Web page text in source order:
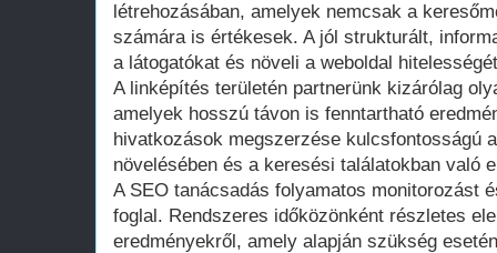
létrehozásában, amelyek nemcsak a
számára is értékesek. A jól strukturált,
a látogatókat és növeli a weboldal
A linképítés területén partnerünk kizárólag
amelyek hosszú távon is fenntartható
hivatkozások megszerzése kulcsfontosságú
növelésében és a keresési találatokban való
A SEO tanácsadás folyamatos monitorozást
foglal. Rendszeres időközönként részletes
eredményekről, amely alapján szükség